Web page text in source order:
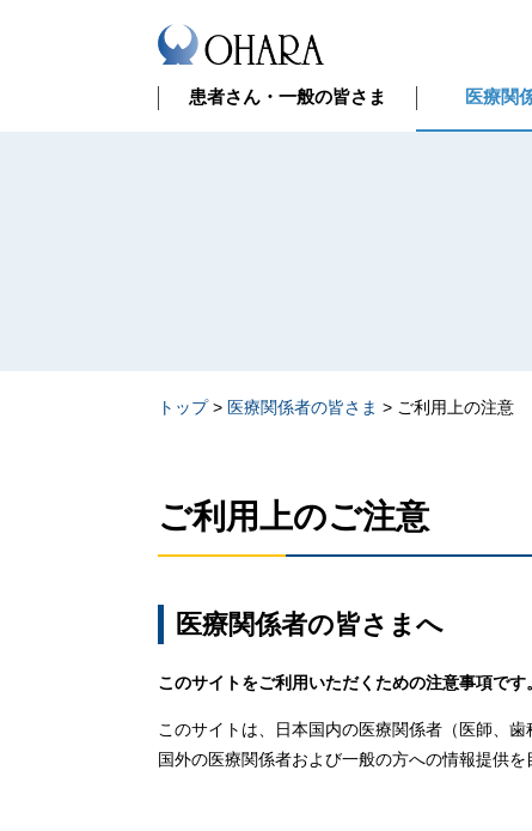
患者さん・一般の皆さま 医療関
トップ> 医療関係者の皆さま > ご利用上の注意
ご利用上のご注意
医療関係者の皆さまへ
このサイトをご利用いただくための注意事項です
このサイトは、日本国内の医療関係者（医師、
国外の医療関係者および一般の方への情報提供